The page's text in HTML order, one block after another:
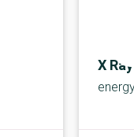
X Ray